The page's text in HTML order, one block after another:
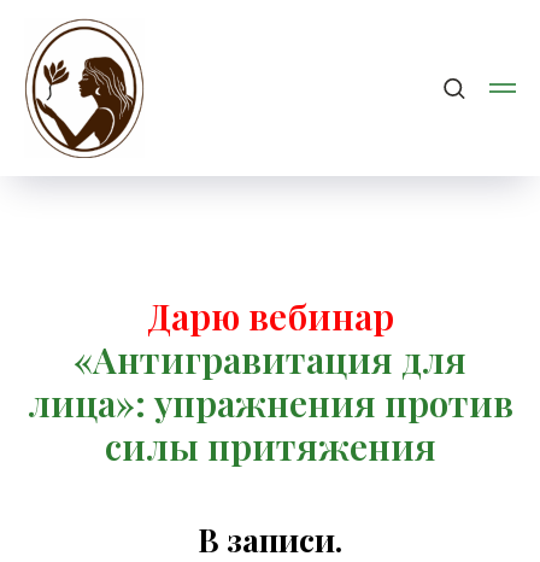
Дарю вебинар
«Антигравитация для
лица»: упражнения против
силы притяжения
В записи.